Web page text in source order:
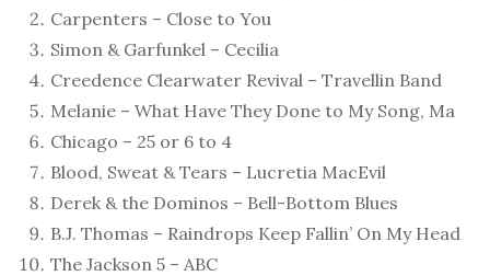
Carpenters – Close to You
Simon & Garfunkel – Cecilia
Creedence Clearwater Revival – Travellin Band
Melanie – What Have They Done to My Song, Ma
Chicago – 25 or 6 to 4
Blood, Sweat & Tears – Lucretia MacEvil
Derek & the Dominos – Bell-Bottom Blues
B.J. Thomas – Raindrops Keep Fallin’ On My Head
The Jackson 5 – ABC